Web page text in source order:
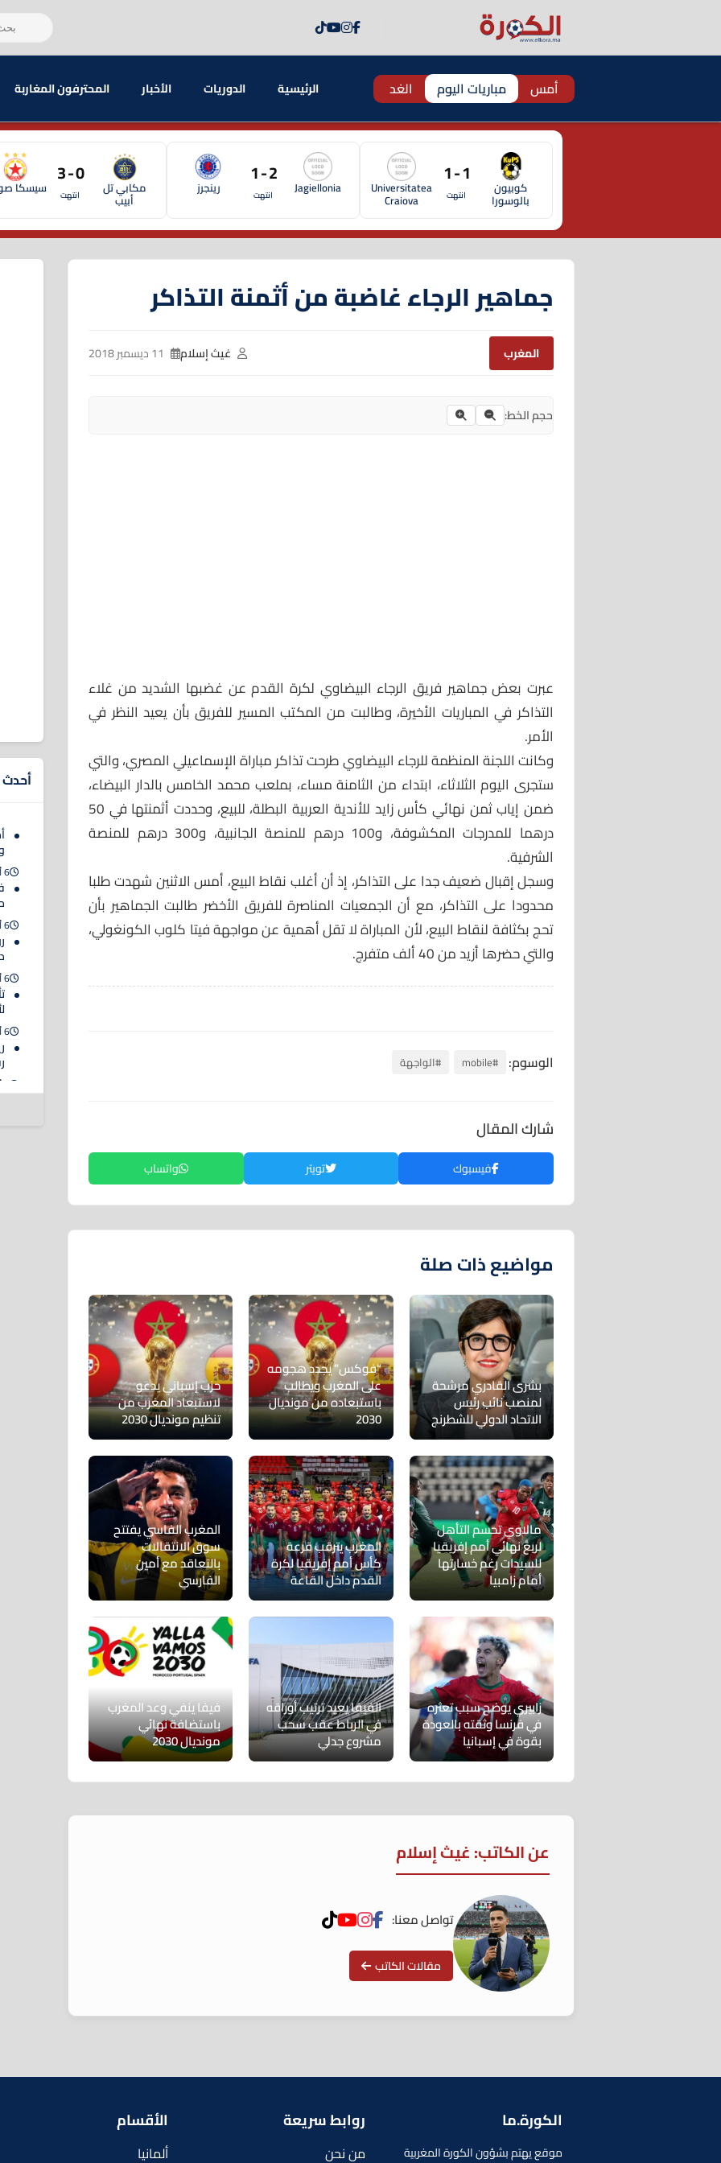
أمس مباريات اليوم الغد الرئيسية الدوريات الأخبار المحترفون المغاربة
كوبيون
بالوسورا
1 - 1
انتهت Universitatea
Craiova
Jagiellonia
2 - 1
انتهت رينجرز مكابي تل
أبيب
0 - 3
انتهت سيسكا
جماهير الرجاء غاضبة من أثمنة التذاكر
المغرب غيث إسلام
حجم الخط:
عبرت بعض جماهير فريق الرجاء البيضاوي لكرة القدم عن غضبها الشديد من غلاء
التذاكر في المباريات الأخيرة، وطالبت من المكتب المسير للفريق بأن يعيد النظر في
الأمر.
وكانت اللجنة المنظمة للرجاء البيضاوي طرحت تذاكر مباراة الإسماعيلي المصري، والتي
ستجرى اليوم الثلاثاء، ابتداء من الثامنة مساء، بملعب محمد الخامس بالدار البيضاء،
ضمن إياب ثمن نهائي كأس زايد للأندية العربية البطلة، للبيع، وحددت أثمنتها في 50
درهما للمدرجات المكشوفة، و100 درهم للمنصة الجانبية، و300 درهم للمنصة
الشرفية.
وسجل إقبال ضعيف جدا على التذاكر، إذ أن أغلب نقاط البيع، أمس الاثنين شهدت طلبا
محدودا على التذاكر، مع أن الجمعيات المناصرة للفريق الأخضر طالبت الجماهير بأن
تحج بكثافة لنقاط البيع، لأن المباراة لا تقل أهمية عن مواجهة فيتا كلوب الكونغولي،
والتي حضرها أزيد من 40 ألف متفرج.
الوسوم: #mobile #الواجهة
شارك المقال
فيسبوك تويتر واتساب
مواضيع ذات صلة
بشرى القادري مرشحة
لمنصب نائب رئيس
الاتحاد الدولي للشطرنج
“فوكس” يجدد هجومه
على المغرب ويطالب
باستبعاده من مونديال
2030
حزب إسباني يدعو
لاستبعاد المغرب من
تنظيم مونديال 2030
مالاوي تحسم التأهل
لربع نهائي أمم إفريقيا
للسيدات رغم خسارتها
أمام زامبيا
المغرب يترقب قرعة
كأس أمم إفريقيا لكرة
القدم داخل القاعة
المغرب الفاسي يفتتح
سوق الانتقالات
بالتعاقد مع أمين
الفارسي
زابيري يوضح سبب تعثره
في فرنسا وثقته بالعودة
بقوة في إسبانيا
الفيفا يعيد ترتيب أوراقه
في الرباط عقب سحب
مشروع جدلي
فيفا ينفي وعد المغرب
باستضافة نهائي
مونديال 2030
عن الكاتب: غيث إسلام
تواصل معنا:
مقالات الكاتب
أحدث
6 أغسطس 2026
6 أغسطس 2026
6 أغسطس 2026
6 أغسطس 2026
الكورة.ما
موقع يهتم بشؤون الكورة المغربية
روابط سريعة
من نحن
الأقسام
ألمانيا